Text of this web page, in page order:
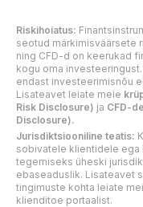
Riskihoiatus:
seotud märkimisväärsete
ning CFD-d on keerukad
kogu oma
endast investeerimisnõu
Lisateavet leiate meie
Risk Disclosure) ja CFD-
Disclosure).
Jurisdiktsiooniline teatis:
sobivatele klientidele ega
tegemiseks üheski
ebaseaduslik. Lisateavet
tingimuste kohta leiate
klienditoe portaalist.